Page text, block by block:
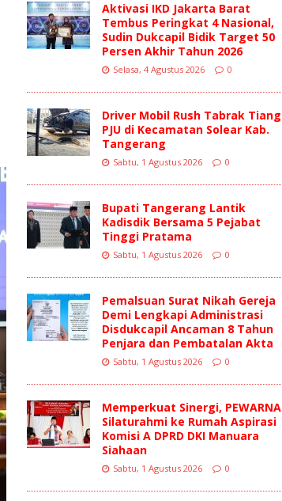
Aktivasi IKD Jakarta Barat
Tembus Peringkat 4 Nasional,
Sudin Dukcapil Bidik Target 50
Persen Akhir Tahun 2026
Selasa, 4 Agustus 2026 0
Driver Mobil Rush Tabrak Tiang
PJU di Kecamatan Solear Kab.
Tangerang
Sabtu, 1 Agustus 2026 0
Bupati Tangerang Lantik
Kadisdik Bersama 5 Pejabat
Tinggi Pratama
Sabtu, 1 Agustus 2026 0
Pemalsuan Surat Nikah Gereja
Demi Lengkapi Administrasi
Disdukcapil Ancaman 8 Tahun
Penjara dan Pembatalan Akta
Sabtu, 1 Agustus 2026 0
Memperkuat Sinergi, PEWARNA
Silaturahmi ke Rumah Aspirasi
Komisi A DPRD DKI Manuara
Siahaan
Sabtu, 1 Agustus 2026 0